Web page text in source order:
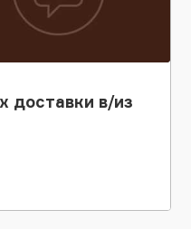
доставки в/из